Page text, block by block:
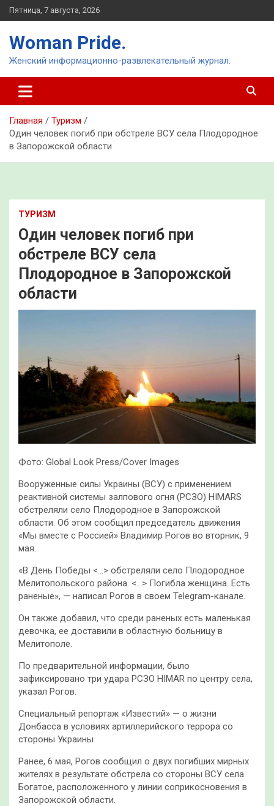
Перейти
к
Пятница, 7 августа, 2026
Woman Pride.
Женский информационно-развлекательный журнал.
Главная
Туризм
Один человек погиб при обстреле ВСУ села Плодородное
в Запорожской области
ТУРИЗМ
Один человек погиб при
обстреле ВСУ села
Плодородное в Запорожской
области
Фото: Global Look Press/Cover Images
Вооруженные силы Украины (ВСУ) с применением
реактивной системы залпового огня (РСЗО) HIMARS
обстреляли село Плодородное в Запорожской
области. Об этом сообщил председатель движения
«Мы вместе с Россией» Владимир Рогов во вторник, 9
мая.
«В День Победы <…> обстреляли село Плодородное
Мелитопольского района. <…> Погибла женщина. Есть
раненые», — написал Рогов в своем Telegram-канале.
Он также добавил, что среди раненых есть маленькая
девочка, ее доставили в областную больницу в
Мелитополе.
По предварительной информации, было
зафиксировано три удара РСЗО HIMAR по центру села,
указал Рогов.
Специальный репортаж «Известий» — о жизни
Донбасса в условиях артиллерийского террора со
стороны Украины
Ранее, 6 мая, Рогов сообщил о двух погибших мирных
жителях в результате обстрела со стороны ВСУ села
Богатое, расположенного у линии соприкосновения в
Запорожской области.